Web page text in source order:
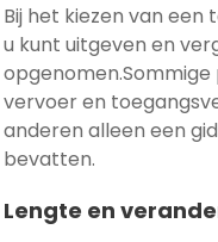
Bij het kiezen van
u kunt uitgeven en
vervoer en
anderen alleen een
bevatten.
Lengte en